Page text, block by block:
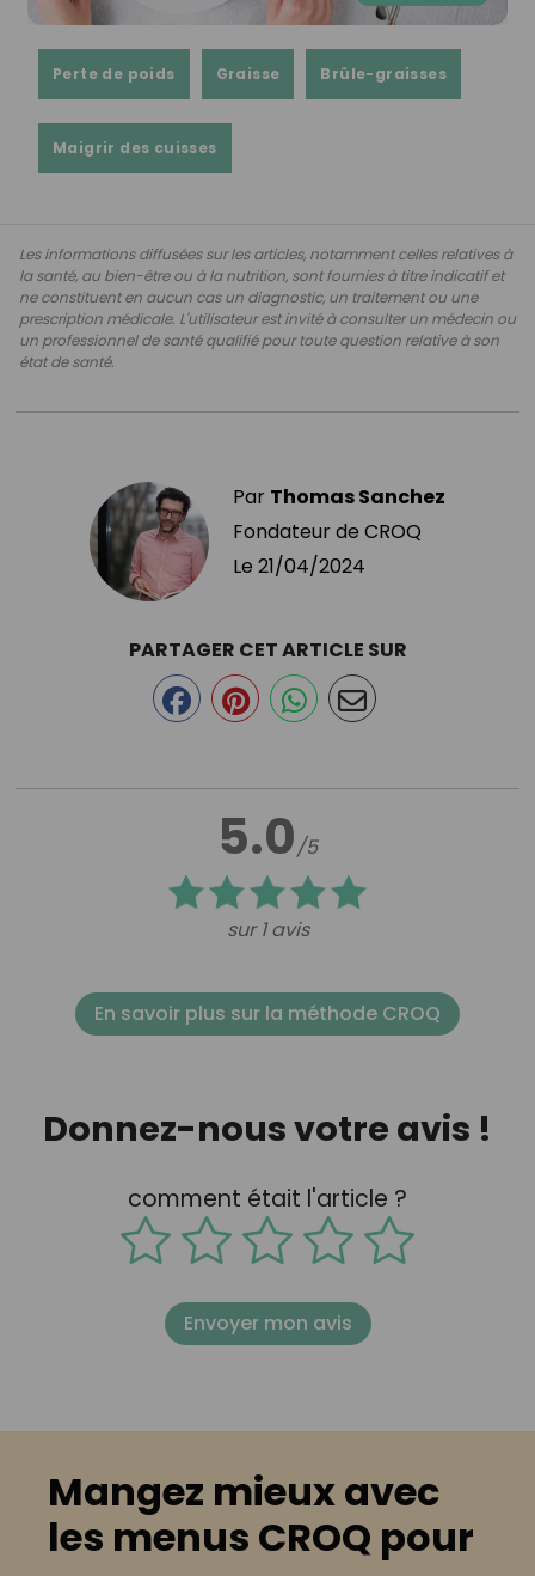
Perte de poids Graisse Brûle-graisses
Maigrir des cuisses
Les informations diffusées sur les articles, notamment celles relatives à
la santé, au bien-être ou à la nutrition, sont fournies à titre indicatif et
ne constituent en aucun cas un diagnostic, un traitement ou une
prescription médicale. L'utilisateur est invité à consulter un médecin ou
un professionnel de santé qualifié pour toute question relative à son
état de santé.
Par Thomas Sanchez
Fondateur de CROQ
Le 21/04/2024
5.0/5
sur 1 avis
PARTAGER CET ARTICLE SUR
En savoir plus sur la méthode CROQ
Donnez-nous votre avis !
comment était l'article ?
Envoyer mon avis
Mangez mieux avec
les menus CROQ pour